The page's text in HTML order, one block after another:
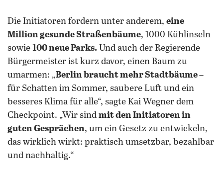
Die Initiatoren fordern unter anderem, eine
Million gesunde Straßenbäume, 1000 Kühlinseln
sowie 100 neue Parks. Und auch der Regierende
Bürgermeister ist kurz davor, einen Baum zu
umarmen: „Berlin braucht mehr Stadtbäume–
für Schatten im Sommer, saubere Luft und ein
besseres Klima für alle“, sagte Kai Wegner dem
Checkpoint. „Wir sind mit den Initiatoren in
guten Gesprächen, um ein Gesetz zu entwickeln,
das wirklich wirkt: praktisch umsetzbar, bezahlbar
und nachhaltig.“